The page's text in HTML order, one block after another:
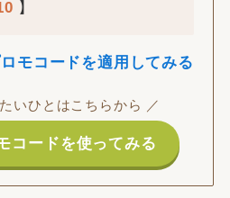
】
モコードを適用してみる
いひとはこちらから ／
コードを使ってみる